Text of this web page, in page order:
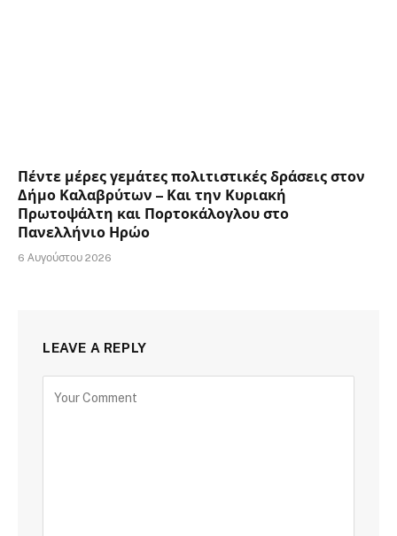
Πέντε μέρες γεμάτες πολιτιστικές δράσεις στον
Δήμο Καλαβρύτων – Και την Κυριακή
Πρωτοψάλτη και Πορτοκάλογλου στο
Πανελλήνιο Ηρώο
6 Αυγούστου 2026
LEAVE A REPLY